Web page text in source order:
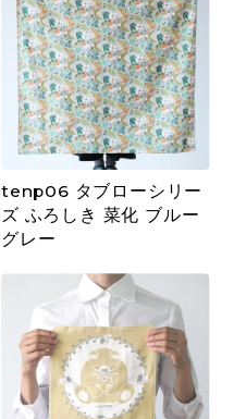
tenp06 タブローシリー
ズ ふろしき 菜化 ブルー
グレー